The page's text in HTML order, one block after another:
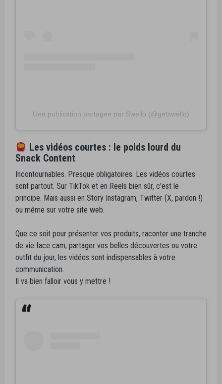
Une publication partagée par Swello (@getswello)
Les vidéos courtes : le poids lourd du
Snack Content
Incontournables. Presque obligatoires. Les vidéos courtes
sont partout. Sur TikTok et en Reels bien sûr, c’est le
principe. Mais aussi en Story Instagram, Twitter (X, pardon !)
ou même sur votre site web.
Que ce soit pour présenter vos produits, raconter une tranche
de vie face cam, partager vos belles découvertes ou votre
outfit du jour, les vidéos sont indispensables à votre
communication.
Il va bien falloir vous y mettre !